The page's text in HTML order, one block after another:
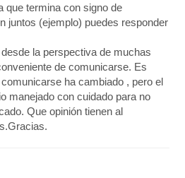
que termina con signo de
juntos (ejemplo) puedes responder
la perspectiva de muchas
de comunicarse. Es
ha cambiado , pero el
manejado con cuidado para no
Que opinión tienen al